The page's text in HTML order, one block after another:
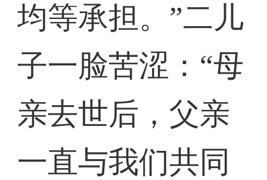
均等承担。”二儿
子一脸苦涩：“母
亲去世后，父亲
一直与我们共同